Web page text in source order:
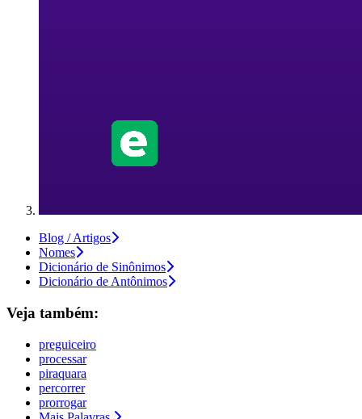
Blog / Artigos
Nomes
Dicionário de Sinônimos
Dicionário de Antônimos
Veja também:
preguiceiro
processar
piraquara
percorrer
prorrogar